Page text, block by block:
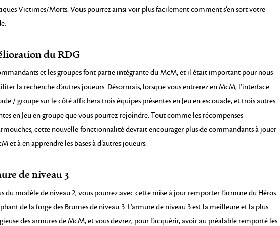
Victimes/Morts. Vous pourrez ainsi voir plus facilement comment s’en sort votre
du RDG
et les groupes font partie intégrante du McM, et il était important pour nous
la recherche d’autres joueurs. Désormais, lorsque vous entrerez en McM, l’interface
/ groupe sur le côté affichera trois équipes présentes en Jeu en escouade, et trois autres
en Jeu en groupe que vous pourrez rejoindre. Tout comme les récompenses
cette nouvelle fonctionnalité devrait encourager plus de commandants à jouer
et à en apprendre les bases à d’autres joueurs.
de niveau 3
du modèle de niveau 2, vous pourrez avec cette mise à jour remporter l’armure du Héros
de la forge des Brumes de niveau 3. L’armure de niveau 3 est la meilleure et la plus
des armures de McM, et vous devrez, pour l’acquérir, avoir au préalable remporté les